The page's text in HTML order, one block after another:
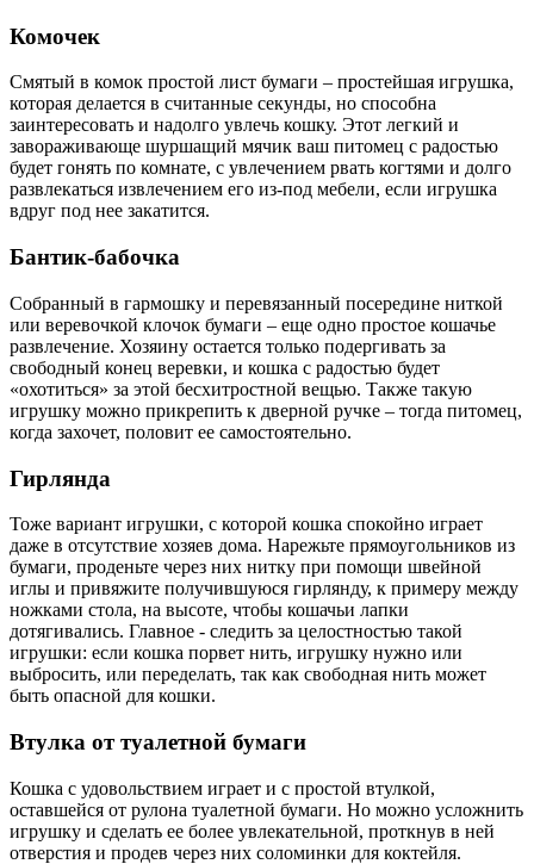
Комочек
Смятый в комок простой лист бумаги – простейшая игрушка,
которая делается в считанные секунды, но способна
заинтересовать и надолго увлечь кошку. Этот легкий и
завораживающе шуршащий мячик ваш питомец с радостью
будет гонять по комнате, с увлечением рвать когтями и долго
развлекаться извлечением его из-под мебели, если игрушка
вдруг под нее закатится.
Бантик-бабочка
Собранный в гармошку и перевязанный посередине ниткой
или веревочкой клочок бумаги – еще одно простое кошачье
развлечение. Хозяину остается только подергивать за
свободный конец веревки, и кошка с радостью будет
«охотиться» за этой бесхитростной вещью. Также такую
игрушку можно прикрепить к дверной ручке – тогда питомец,
когда захочет, половит ее самостоятельно.
Гирлянда
Тоже вариант игрушки, с которой кошка спокойно играет
даже в отсутствие хозяев дома. Нарежьте прямоугольников из
бумаги, проденьте через них нитку при помощи швейной
иглы и привяжите получившуюся гирлянду, к примеру между
ножками стола, на высоте, чтобы кошачьи лапки
дотягивались. Главное - следить за целостностью такой
игрушки: если кошка порвет нить, игрушку нужно или
выбросить, или переделать, так как свободная нить может
быть опасной для кошки.
Втулка от туалетной бумаги
Кошка с удовольствием играет и с простой втулкой,
оставшейся от рулона туалетной бумаги. Но можно усложнить
игрушку и сделать ее более увлекательной, проткнув в ней
отверстия и продев через них соломинки для коктейля.